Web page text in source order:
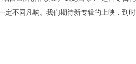
不同凡响。我们期待新专辑的上映，到时